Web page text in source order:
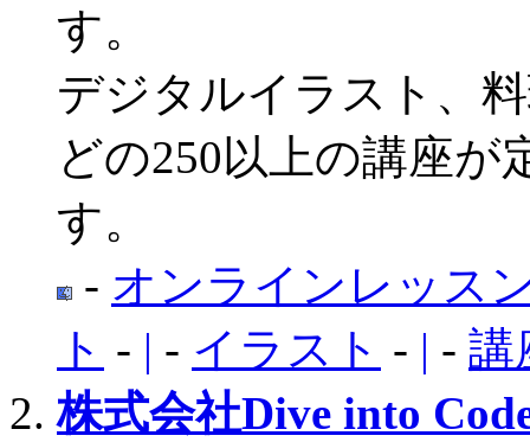
す。
デジタルイラスト、
どの250以上の講座
す。
- オンラインレッス
ト - | - イラスト - | - 講
株式会社Dive into